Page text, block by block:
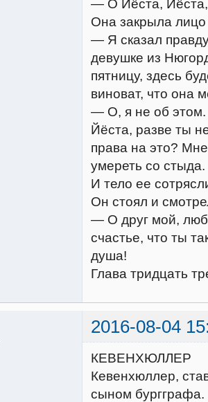
— О Йёста, Йёста,
Она закрыла лицо
— Я сказал
девушке из
пятницу, здесь
виноват, что она
— О, я не об этом.
Йёста, разве ты
права на это?
умереть со стыда.
И тело ее
Он стоял и
— О друг мой,
счастье, что ты
душа!
Глава тридцать
2016-08-04
КЕВЕНХЮЛЛЕР
Кевенхюллер,
сыном бургграфа.